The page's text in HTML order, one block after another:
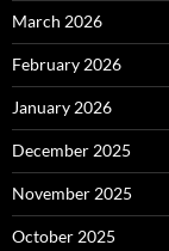
March 2026
February 2026
January 2026
December 2025
November 2025
October 2025